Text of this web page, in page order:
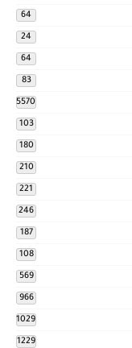
64
24
64
83
5570
103
180
210
221
246
187
108
569
966
1029
1229